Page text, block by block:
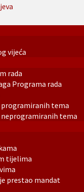
vijeća
rada
Programa rada
tema
tema
tijelima
prestao mandat